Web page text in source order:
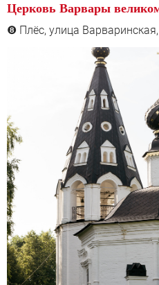
Церковь Варвары
❽ Плёс, улица